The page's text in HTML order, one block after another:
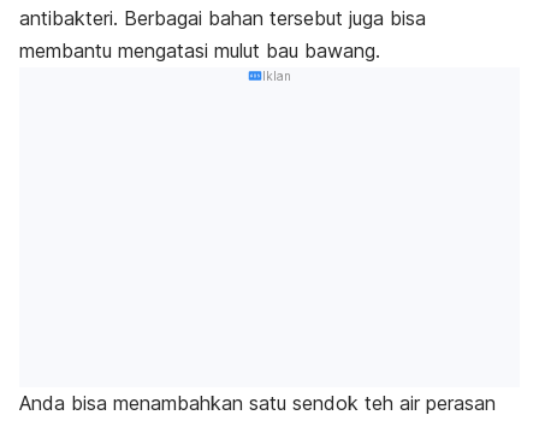
antibakteri. Berbagai bahan tersebut juga bisa
membantu mengatasi mulut bau bawang.
Iklan
Anda bisa menambahkan satu sendok teh air perasan